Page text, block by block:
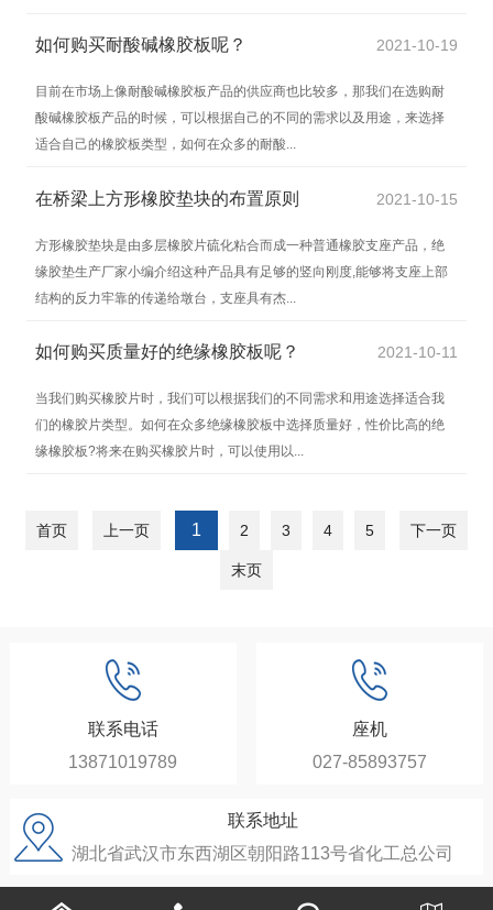
如何购买耐酸碱橡胶板呢？ 2021-10-19
目前在市场上像耐酸碱橡胶板产品的供应商也比较多，那我们在选购耐
酸碱橡胶板产品的时候，可以根据自己的不同的需求以及用途，来选择
适合自己的橡胶板类型，如何在众多的耐酸...
在桥梁上方形橡胶垫块的布置原则 2021-10-15
方形橡胶垫块是由多层橡胶片硫化粘合而成一种普通橡胶支座产品，绝
缘胶垫生产厂家小编介绍这种产品具有足够的竖向刚度,能够将支座上部
结构的反力牢靠的传递给墩台，支座具有杰...
如何购买质量好的绝缘橡胶板呢？ 2021-10-11
当我们购买橡胶片时，我们可以根据我们的不同需求和用途选择适合我
们的橡胶片类型。如何在众多绝缘橡胶板中选择质量好，性价比高的绝
缘橡胶板?将来在购买橡胶片时，可以使用以...
首页 上一页 1 2 3 4 5 下一页
末页
联系电话
13871019789
座机
027-85893757
联系地址
湖北省武汉市东西湖区朝阳路113号省化工总公司